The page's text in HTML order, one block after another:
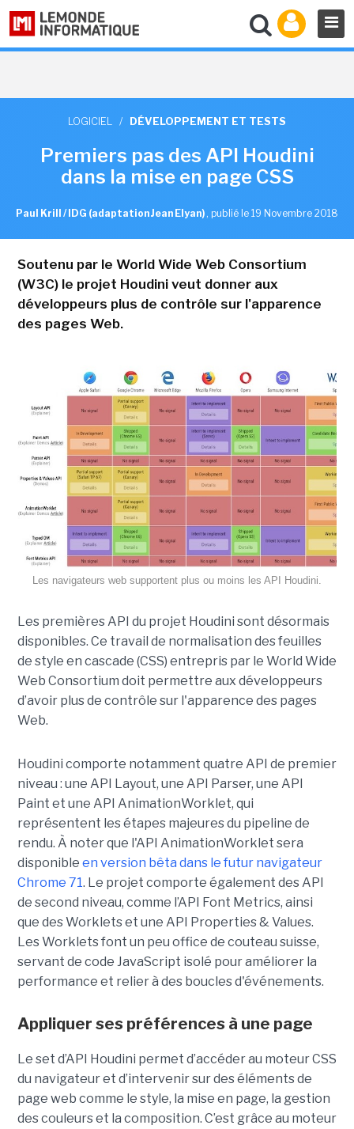
LOGICIEL / DÉVELOPPEMENT ET TESTS
Premiers pas des API Houdini
dans la mise en page CSS
Paul Krill / IDG (adaptation Jean Elyan) , publié le 19 Novembre 2018
Soutenu par le World Wide Web Consortium
(W3C) le projet Houdini veut donner aux
développeurs plus de contrôle sur l'apparence
des pages Web.
Les navigateurs web supportent plus ou moins les API Houdini.
Les premières API du projet Houdini sont désormais
disponibles. Ce travail de normalisation des feuilles
de style en cascade (CSS) entrepris par le World Wide
Web Consortium doit permettre aux développeurs
d’avoir plus de contrôle sur l'apparence des pages
Web.
Houdini comporte notamment quatre API de premier
niveau : une API Layout, une API Parser, une API
Paint et une API AnimationWorklet, qui
représentent les étapes majeures du pipeline de
rendu. À noter que l'API AnimationWorklet sera
disponible en version bêta dans le futur navigateur
Chrome 71. Le projet comporte également des API
de second niveau, comme l’API Font Metrics, ainsi
que des Worklets et une API Properties & Values.
Les Worklets font un peu office de couteau suisse,
servant de code JavaScript isolé pour améliorer la
performance et relier à des boucles d'événements.
Appliquer ses préférences à une page
Le set d’API Houdini permet d’accéder au moteur CSS
du navigateur et d’intervenir sur des éléments de
page web comme le style, la mise en page, la gestion
des couleurs et la composition. C’est grâce au moteur